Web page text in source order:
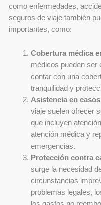
como enfermedades,
seguros de viaje también
importantes, como:
Cobertura médica
médicos pueden ser
contar con una
tranquilidad y
Asistencia en
viaje suelen ofrecer
que incluyen
atención médica y
emergencias.
Protección contra
surge la necesidad
circunstancias
problemas legales,